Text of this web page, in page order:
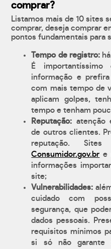
comprar?
Listamos mais de 10 sites
comprar, deseja comprar
pontos fundamentais para
Tempo de registro:há
É
informação e
com mais tempo de
aplicam golpes,
tempo e tenham
Reputação: atenção
de outros clientes.
reputação.
Consumidor.gov.br e
informações
site;
Vulnerabilidades:
cuidado com
segurança, que
dados pessoais.
requisitos mínimos
si só não garante